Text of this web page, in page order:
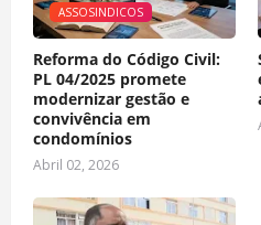
ASSOSINDICOS
Reforma do Código Civil:
PL 04/2025 promete
modernizar gestão e
convivência em
condomínios
Abril 02, 2026